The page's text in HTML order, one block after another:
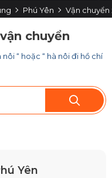
Phú Yên Vận chuyển
chuyển
“ hoặc “ hà nôi đi hồ chí
Yên